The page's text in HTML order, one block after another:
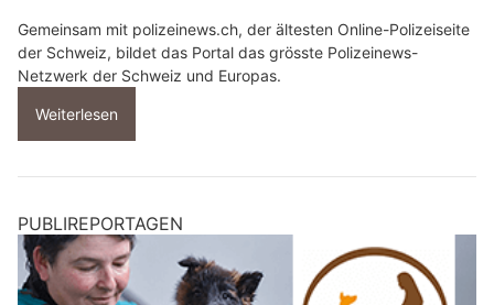
Gemeinsam mit polizeinews.ch, der ältesten Online-Polizeiseite
der Schweiz, bildet das Portal das grösste Polizeinews-
Netzwerk der Schweiz und Europas.
Weiterlesen
PUBLIREPORTAGEN